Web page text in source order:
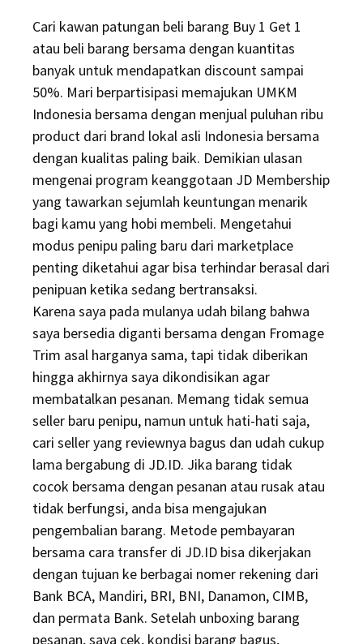
Cari kawan patungan beli barang Buy 1 Get 1
atau beli barang bersama dengan kuantitas
banyak untuk mendapatkan discount sampai
50%. Mari berpartisipasi memajukan UMKM
Indonesia bersama dengan menjual puluhan ribu
product dari brand lokal asli Indonesia bersama
dengan kualitas paling baik. Demikian ulasan
mengenai program keanggotaan JD Membership
yang tawarkan sejumlah keuntungan menarik
bagi kamu yang hobi membeli. Mengetahui
modus penipu paling baru dari marketplace
penting diketahui agar bisa terhindar berasal dari
penipuan ketika sedang bertransaksi.
Karena saya pada mulanya udah bilang bahwa
saya bersedia diganti bersama dengan Fromage
Trim asal harganya sama, tapi tidak diberikan
hingga akhirnya saya dikondisikan agar
membatalkan pesanan. Memang tidak semua
seller baru penipu, namun untuk hati-hati saja,
cari seller yang reviewnya bagus dan udah cukup
lama bergabung di JD.ID. Jika barang tidak
cocok bersama dengan pesanan atau rusak atau
tidak berfungsi, anda bisa mengajukan
pengembalian barang. Metode pembayaran
bersama cara transfer di JD.ID bisa dikerjakan
dengan tujuan ke berbagai nomer rekening dari
Bank BCA, Mandiri, BRI, BNI, Danamon, CIMB,
dan permata Bank. Setelah unboxing barang
pesanan, saya cek, kondisi barang bagus,